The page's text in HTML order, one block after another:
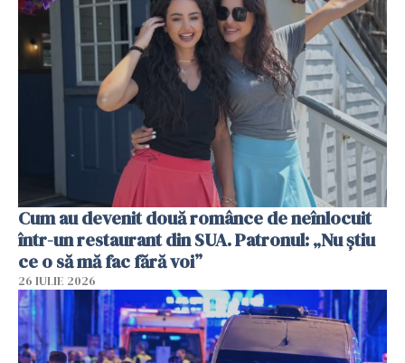
Cum au devenit două românce de neînlocuit
într-un restaurant din SUA. Patronul: „Nu știu
ce o să mă fac fără voi”
26 IULIE 2026